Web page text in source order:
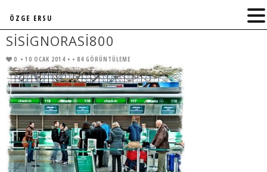
SISIGNORASI800
0 • 10 OCAK 2014 • • 84 GÖRÜNTÜLEME
ÖZGE ERSU